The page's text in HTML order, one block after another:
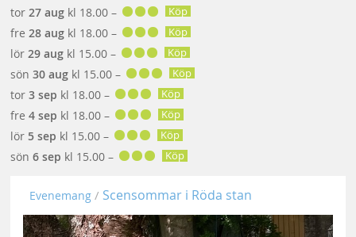
tor 27 augkl 18.00 – Köp
fre28 augkl 18.00 – Köp
lör29 augkl 15.00 – Köp
sön30 augkl 15.00 – Köp
tor3 sep kl 18.00 – Köp
fre4 sep kl 18.00 – Köp
lör5 sep kl 15.00 – Köp
sön6 sep kl 15.00 – Köp
Evenemang Scensommar i Röda stan